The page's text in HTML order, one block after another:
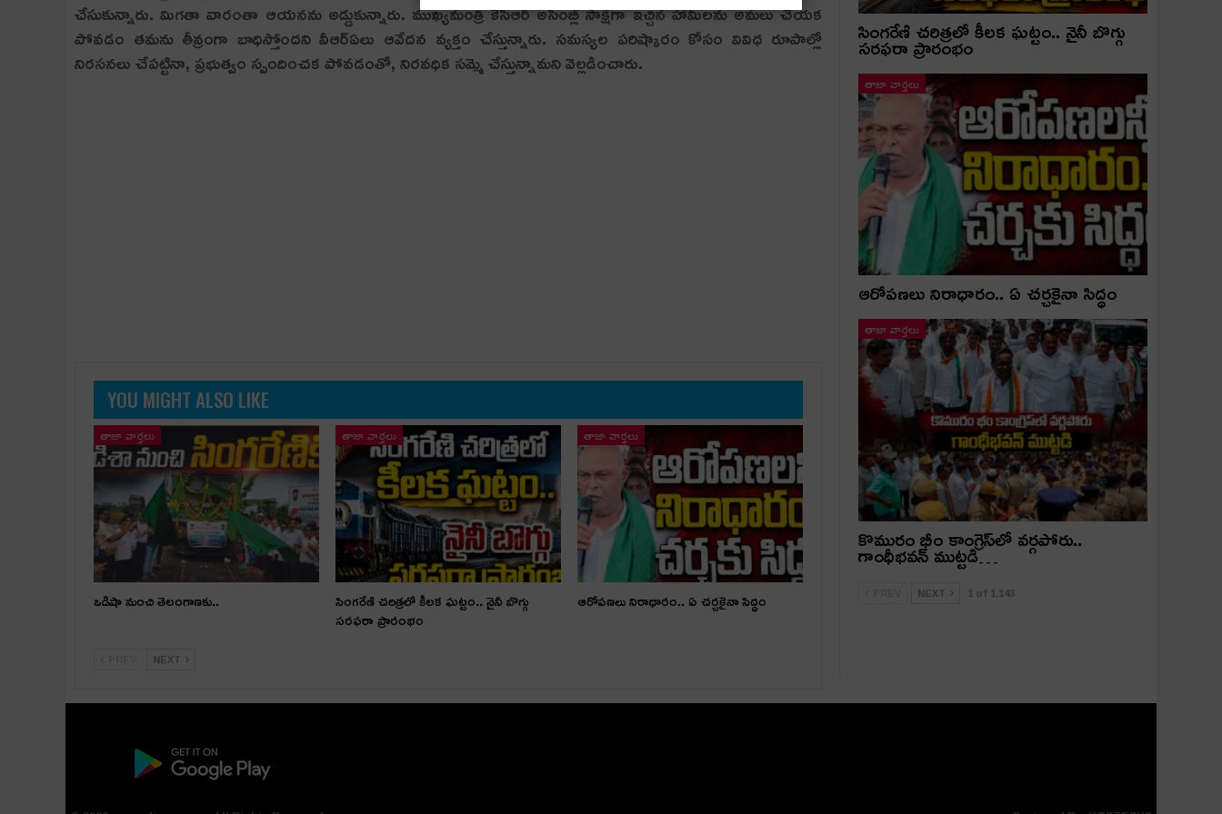
చేసుకున్నారు. మిగ‌తా వారంతా ఆయ‌న‌ను అడ్డుకున్నారు. ముఖ్యమంత్రి కేసీఆర్‌ అసెంబ్లీ సాక్షిగా ఇచ్చిన హామీలను అమలు చేయక
పోవడం తమను తీవ్రంగా బాధిస్తోంద‌ని వీఆర్ఏలు ఆవేద‌న వ్య‌క్తం చేస్తున్నారు. సమస్యల పరిష్కారం కోసం వివిధ రూపాల్లో
నిరసనలు చేపట్టినా, ప్రభుత్వం స్పందించక పోవడంతో, నిరవధిక సమ్మె చేస్తున్నామ‌ని వెల్ల‌డించారు.
YOU MIGHT ALSO LIKE
తాజా వార్తలు
ఒడిషా నుంచి తెలంగాణ‌కు..
తాజా వార్తలు
సింగరేణి చరిత్రలో కీలక ఘట్టం.. నైనీ బొగ్గు
సరఫరా ప్రారంభం
తాజా వార్తలు
ఆరోపణలు నిరాధారం.. ఏ చర్చకైనా సిద్ధం
NEXT
సింగరేణి చరిత్రలో కీలక ఘట్టం.. నైనీ బొగ్గు
సరఫరా ప్రారంభం
తాజా వార్తలు
ఆరోపణలు నిరాధారం.. ఏ చర్చకైనా సిద్ధం
తాజా వార్తలు
కొమురం భీం కాంగ్రెస్‌లో వర్గపోరు..
గాంధీభవన్ ముట్టడి…
NEXT 1 of 1,143